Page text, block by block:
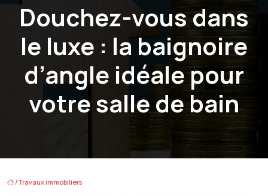
Douchez-vous dans
le luxe : la baignoire
d’angle idéale pour
votre salle de bain
/Travaux immobiliers